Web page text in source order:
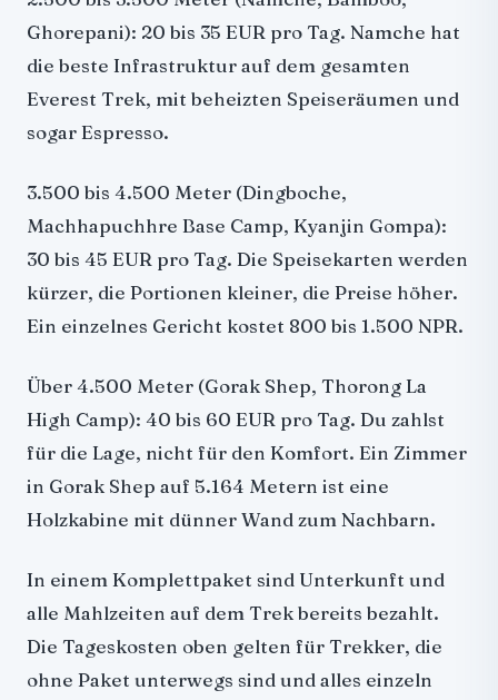
Ghorepani): 20 bis 35 EUR pro Tag. Namche hat
die beste Infrastruktur auf dem gesamten
Everest Trek, mit beheizten Speiseräumen und
sogar Espresso.
3.500 bis 4.500 Meter (Dingboche,
Machhapuchhre Base Camp, Kyanjin Gompa):
30 bis 45 EUR pro Tag. Die Speisekarten werden
kürzer, die Portionen kleiner, die Preise höher.
Ein einzelnes Gericht kostet 800 bis 1.500 NPR.
Über 4.500 Meter (Gorak Shep, Thorong La
High Camp): 40 bis 60 EUR pro Tag. Du zahlst
für die Lage, nicht für den Komfort. Ein Zimmer
in Gorak Shep auf 5.164 Metern ist eine
Holzkabine mit dünner Wand zum Nachbarn.
In einem Komplettpaket sind Unterkunft und
alle Mahlzeiten auf dem Trek bereits bezahlt.
Die Tageskosten oben gelten für Trekker, die
ohne Paket unterwegs sind und alles einzeln